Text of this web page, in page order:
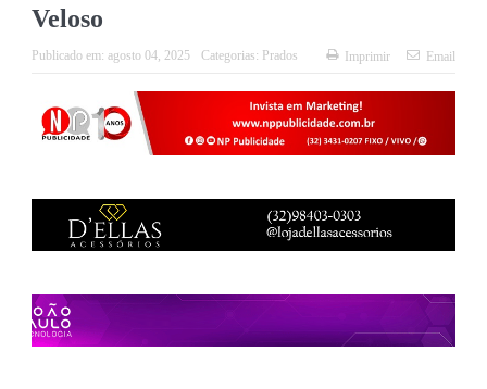
Veloso
Publicado em: agosto 04, 2025 Categorias: Prados Imprimir Email